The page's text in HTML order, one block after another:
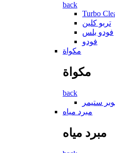
back
Turbo
تربو كلين
فودو بلس
فودو
مكواة
مكواة
back
ستيمر
مبرد مياه
مبرد مياه